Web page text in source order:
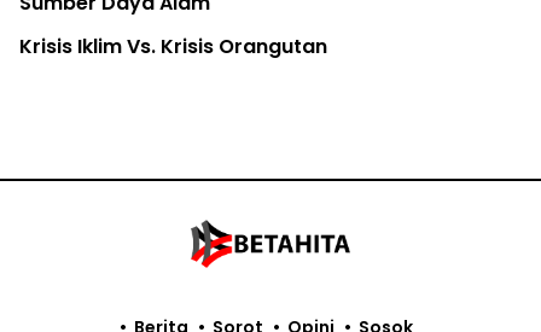
Krisis Iklim Vs. Krisis Orangutan
Berita Sorot Opini Sosok